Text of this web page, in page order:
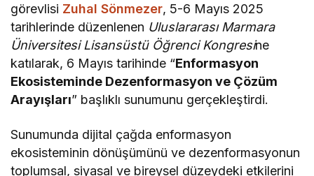
görevlisi Zuhal Sönmezer, 5-6 Mayıs 2025
tarihlerinde düzenlenen Uluslararası Marmara
Üniversitesi Lisansüstü Öğrenci Kongresine
katılarak, 6 Mayıs tarihinde “Enformasyon
Ekosisteminde Dezenformasyon ve Çözüm
Arayışları” başlıklı sunumunu gerçekleştirdi.
Sunumunda dijital çağda enformasyon
ekosisteminin dönüşümünü ve dezenformasyonun
toplumsal, siyasal ve bireysel düzeydeki etkilerini